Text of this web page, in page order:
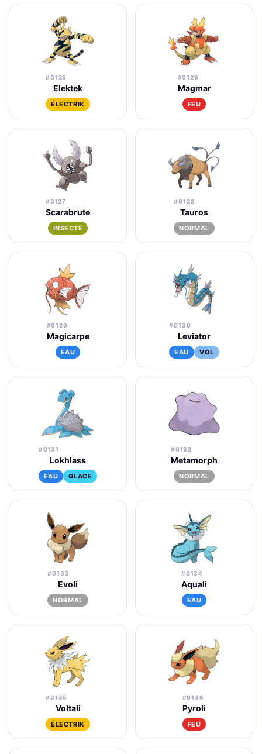
#0125
Elektek
ÉLECTRIK
#0126
Magmar
FEU
#0127
Scarabrute
INSECTE
#0128
Tauros
NORMAL
#0129
Magicarpe
EAU
#0130
Leviator
EAU VOL
#0131
Lokhlass
EAU GLACE
#0132
Metamorph
NORMAL
#0133
Evoli
NORMAL
#0134
Aquali
EAU
#0135
Voltali
ÉLECTRIK
#0136
Pyroli
FEU